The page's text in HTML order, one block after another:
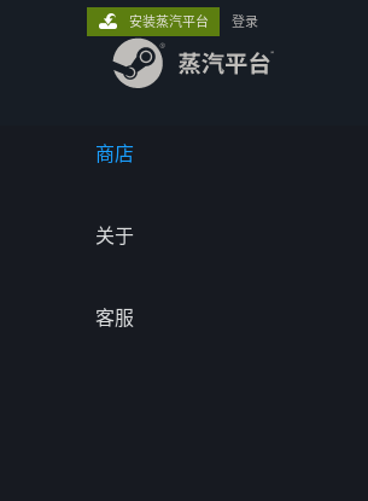
商店
关于
客服
安装蒸汽平台 登录